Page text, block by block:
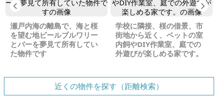
Previous
瀬戸内海の離島で、海と桜
を望む地ビールブルワリー
とバーを夢見て所有してい
た物件です
学校に隣接、桜の借景、市
街地から近く、ペットの室
内飼やDIY作業室、庭での
外遊びが楽しめる家です。
近くの物件を探す（距離検索）